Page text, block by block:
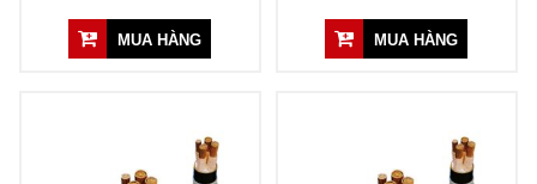
MUA HÀNG MUA HÀNG